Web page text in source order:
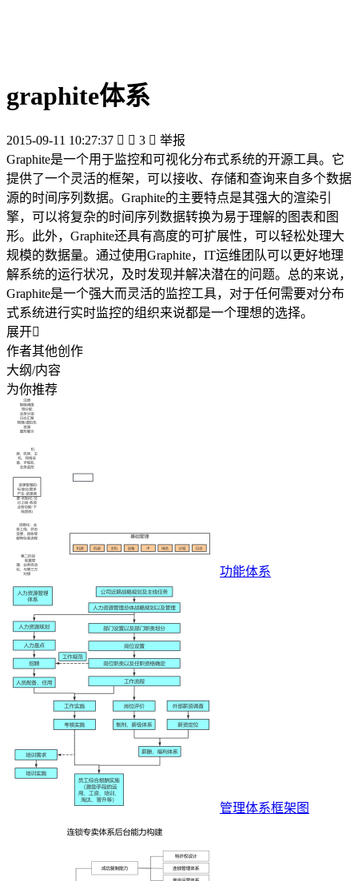
graphite体系
2015-09-11 10:27:37   3  举报
Graphite是一个用于监控和可视化分布式系统的开源工具。它
提供了一个灵活的框架，可以接收、存储和查询来自多个数据
源的时间序列数据。Graphite的主要特点是其强大的渲染引
擎，可以将复杂的时间序列数据转换为易于理解的图表和图
形。此外，Graphite还具有高度的可扩展性，可以轻松处理大
规模的数据量。通过使用Graphite，IT运维团队可以更好地理
解系统的运行状况，及时发现并解决潜在的问题。总的来说，
Graphite是一个强大而灵活的监控工具，对于任何需要对分布
式系统进行实时监控的组织来说都是一个理想的选择。
展开
作者其他创作
大纲/内容
为你推荐
功能体系
管理体系框架图